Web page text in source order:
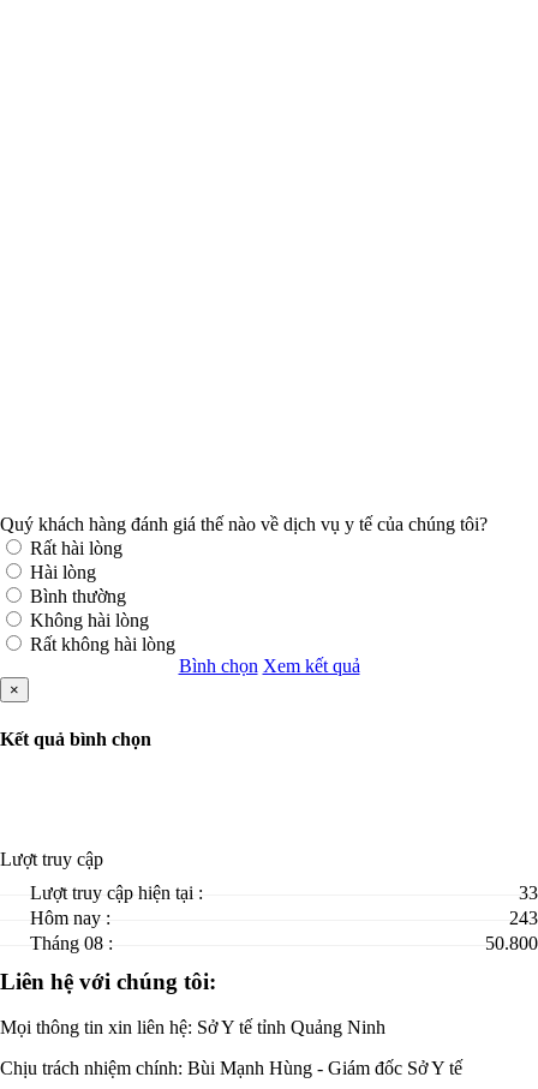
Quý khách hàng đánh giá thế nào về dịch vụ y tế của chúng tôi?
Rất hài lòng
Hài lòng
Bình thường
Không hài lòng
Rất không hài lòng
Bình chọn Xem kết quả
×
Kết quả bình chọn
Lượt truy cập
Lượt truy cập hiện tại :
33
Hôm nay :
243
Tháng 08 :
50.800
Liên hệ với chúng tôi:
Mọi thông tin xin liên hệ: Sở Y tế tỉnh Quảng Ninh
Chịu trách nhiệm chính: Bùi Mạnh Hùng - Giám đốc Sở Y tế